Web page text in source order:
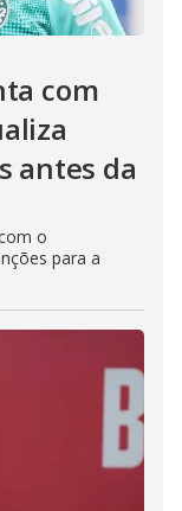
com
antes da
o
para a